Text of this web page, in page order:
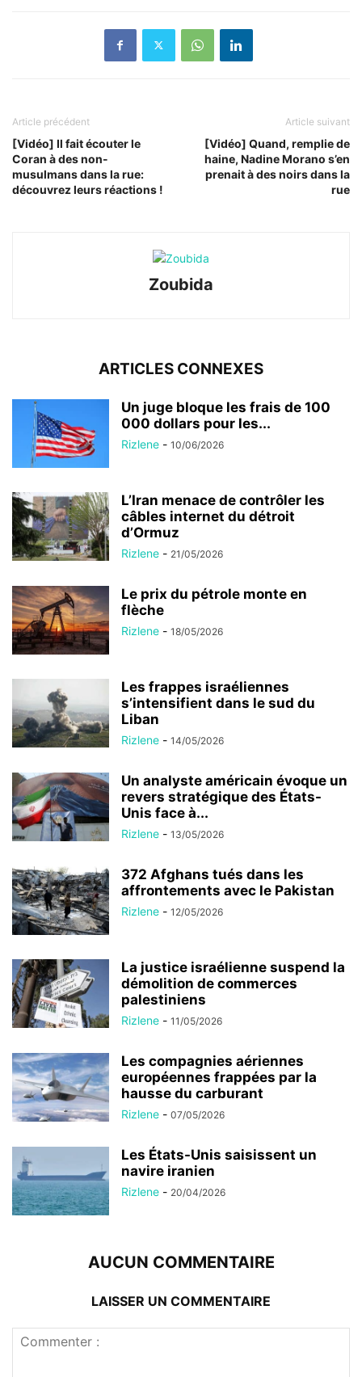
Article précédent
[Vidéo] Il fait écouter le
Coran à des non-
musulmans dans la rue:
découvrez leurs réactions !
Article suivant
[Vidéo] Quand, remplie de
haine, Nadine Morano s’en
prenait à des noirs dans la
rue
Zoubida
ARTICLES CONNEXES
Un juge bloque les frais de 100
000 dollars pour les...
Rizlene - 10/06/2026
L’Iran menace de contrôler les
câbles internet du détroit
d’Ormuz
Rizlene - 21/05/2026
Le prix du pétrole monte en
flèche
Rizlene - 18/05/2026
Les frappes israéliennes
s’intensifient dans le sud du
Liban
Rizlene - 14/05/2026
Un analyste américain évoque un
revers stratégique des États-
Unis face à...
Rizlene - 13/05/2026
372 Afghans tués dans les
affrontements avec le Pakistan
Rizlene - 12/05/2026
La justice israélienne suspend la
démolition de commerces
palestiniens
Rizlene - 11/05/2026
Les compagnies aériennes
européennes frappées par la
hausse du carburant
Rizlene - 07/05/2026
Les États-Unis saisissent un
navire iranien
Rizlene - 20/04/2026
AUCUN COMMENTAIRE
LAISSER UN COMMENTAIRE